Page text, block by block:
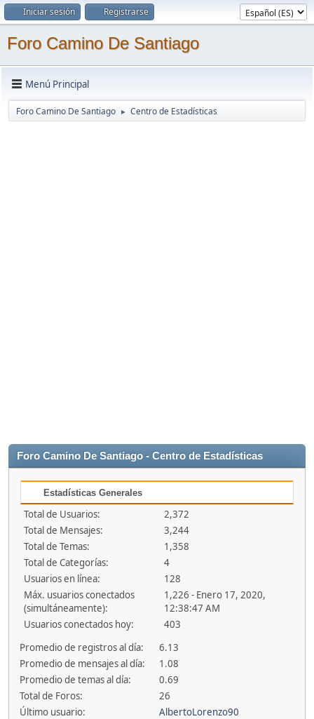
Iniciar sesión Registrarse
Foro Camino De Santiago
Menú Principal
Foro Camino De Santiago ► Centro de Estadísticas
Foro Camino De Santiago - Centro de Estadísticas
Estadísticas Generales
Total de Usuarios:
2,372
Total de Mensajes:
3,244
Total de Temas:
1,358
Total de Categorías:
4
Usuarios en línea:
128
Máx. usuarios conectados
(simultáneamente):
1,226 - Enero 17, 2020,
12:38:47 AM
Usuarios conectados hoy:
403
Promedio de registros al día:
6.13
Promedio de mensajes al día:
1.08
Promedio de temas al día:
0.69
Total de Foros:
26
Último usuario:
AlbertoLorenzo90